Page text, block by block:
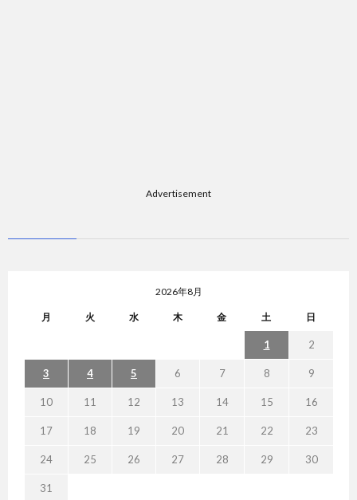
Advertisement
2026年8月
月 火 水 木 金 土 日
1 2
3 4 5 6 7 8 9
10 11 12 13 14 15 16
17 18 19 20 21 22 23
24 25 26 27 28 29 30
31